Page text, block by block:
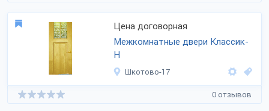
Цена договорная
Межкомнатные двери Классик-
Н
Шкотово-17
0 отзывов